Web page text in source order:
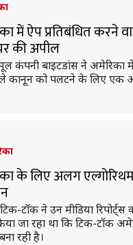
में ऐप प्रतिबंधित करने
की अपील
कंपनी बाइटडांस ने अमेरिका में
कानून को पलटने के लिए एक
के लिए अलग
टिक-टॉक ने उन मीडिया
जा रहा था कि टिक-टॉक
रही है।